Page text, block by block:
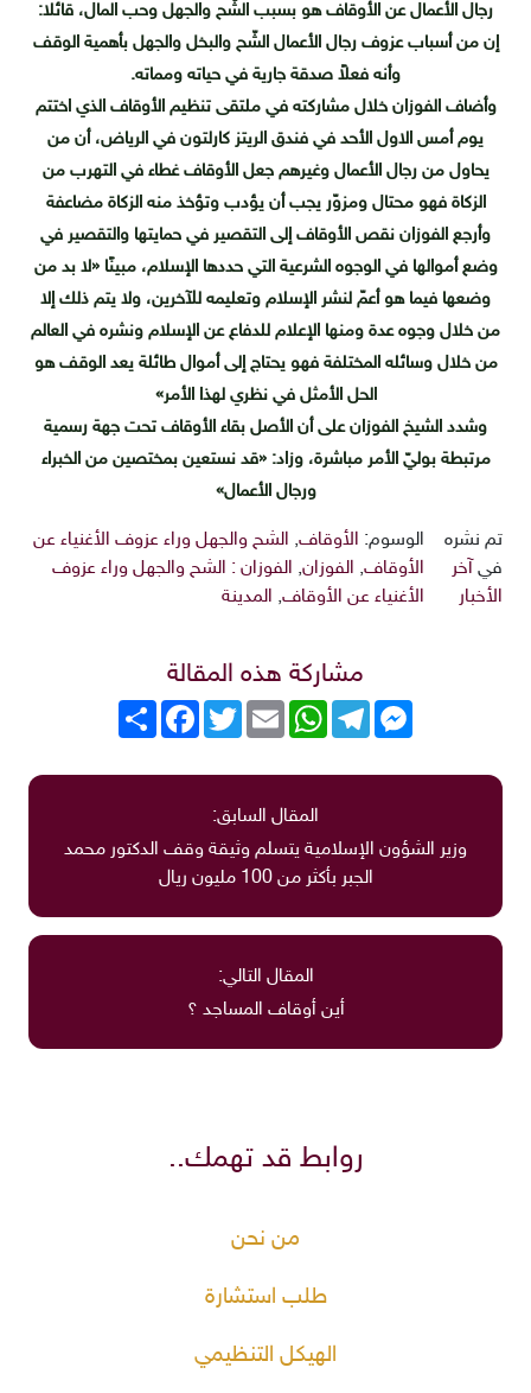
رجال الأعمال عن الأوقاف هو بسبب الشّح والجهل وحب المال، قائلا:
إن من أسباب عزوف رجال الأعمال الشّح والبخل والجهل بأهمية الوقف
وأنه فعلاً صدقة جارية في حياته ومماته.
وأضاف الفوزان خلال مشاركته في ملتقى تنظيم الأوقاف الذي اختتم
يوم أمس الاول الأحد في فندق الريتز كارلتون في الرياض، أن من
يحاول من رجال الأعمال وغيرهم جعل الأوقاف غطاء في التهرب من
الزكاة فهو محتال ومزوّر يجب أن يؤدب وتؤخذ منه الزكاة مضاعفة
وأرجع الفوزان نقص الأوقاف إلى التقصير في حمايتها والتقصير في
وضع أموالها في الوجوه الشرعية التي حددها الإسلام، مبينًا «لا بد من
وضعها فيما هو أعمّ لنشر الإسلام وتعليمه للآخرين، ولا يتم ذلك إلا
من خلال وجوه عدة ومنها الإعلام للدفاع عن الإسلام ونشره في العالم
من خلال وسائله المختلفة فهو يحتاج إلى أموال طائلة يعد الوقف هو
الحل الأمثل في نظري لهذا الأمر»
وشدد الشيخ الفوزان على أن الأصل بقاء الأوقاف تحت جهة رسمية
مرتبطة بوليّ الأمر مباشرة، وزاد: «قد نستعين بمختصين من الخبراء
ورجال الأعمال»
تم نشره
في آخر
الأخبار
الوسوم: الأوقاف, الشح والجهل وراء عزوف الأغنياء عن
الأوقاف, الفوزان, الفوزان : الشح والجهل وراء عزوف
الأغنياء عن الأوقاف, المدينة
مشاركة هذه المقالة
انشر
FacebookTwitterEmail
WhatsAppTelegram
Messenger
المقال السابق:
وزير الشؤون الإسلامية يتسلم وثيقة وقف الدكتور محمد
الجبر بأكثر من 100 مليون ريال
المقال التالي:
أين أوقاف المساجد ؟
روابط قد تهمك..
من نحن
طلب استشارة
الهيكل التنظيمي